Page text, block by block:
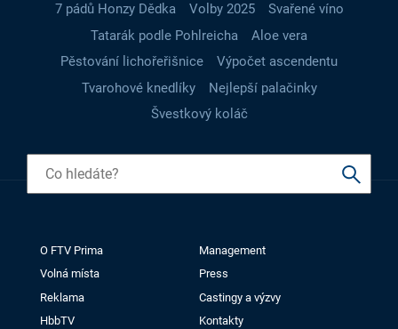
7 pádů Honzy Dědka
Volby 2025
Svařené víno
Tatarák podle Pohlreicha
Aloe vera
Pěstování lichořeřišnice
Výpočet ascendentu
Tvarohové knedlíky
Nejlepší palačinky
Švestkový koláč
O FTV Prima
Management
Volná místa
Press
Reklama
Castingy a výzvy
HbbTV
Kontakty